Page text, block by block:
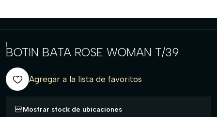
|
BOTIN BATA ROSE WOMAN T/39
Agregar a la lista de favoritos
Mostrar stock de ubicaciones